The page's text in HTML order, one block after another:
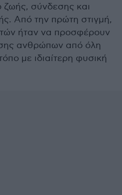
σύνδεσης και
Από την πρώτη στιγμή,
ήταν να προσφέρουν
ανθρώπων από όλη
με ιδιαίτερη φυσική